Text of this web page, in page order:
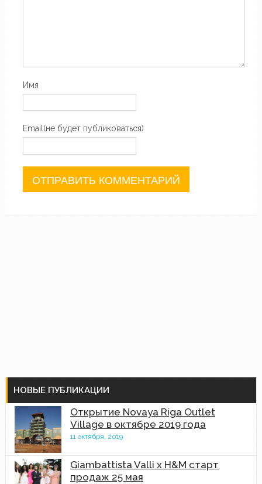
Имя
Email(не будет публиковаться)
НОВЫЕ ПУБЛИКАЦИИ
Открытие Novaya Riga Outlet
Village в октябре 2019 года
11 октября, 2019
Giambattista Valli x H&M старт
продаж 25 мая